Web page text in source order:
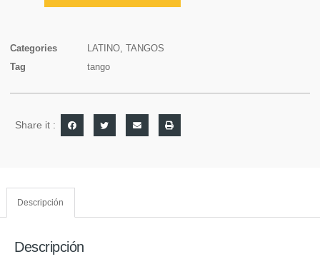
Categories LATINO TANGOS
Tag
tango
Share it :
Descripción
Descripción